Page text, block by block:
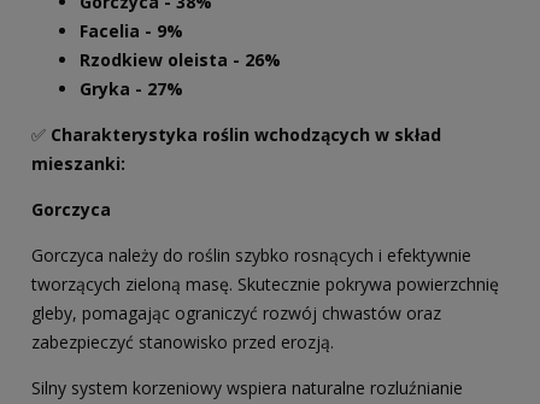
Facelia - 9%
Rzodkiew oleista - 26%
Gryka - 27%
✅ Charakterystyka roślin wchodzących w skład
mieszanki:
Gorczyca
Gorczyca należy do roślin szybko rosnących i efektywnie
tworzących zieloną masę. Skutecznie pokrywa powierzchnię
gleby, pomagając ograniczyć rozwój chwastów oraz
zabezpieczyć stanowisko przed erozją.
Silny system korzeniowy wspiera naturalne rozluźnianie